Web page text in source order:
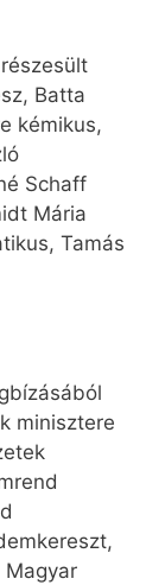
Batta
kémikus,
Schaff
Mária
Tamás
minisztere
Magyar